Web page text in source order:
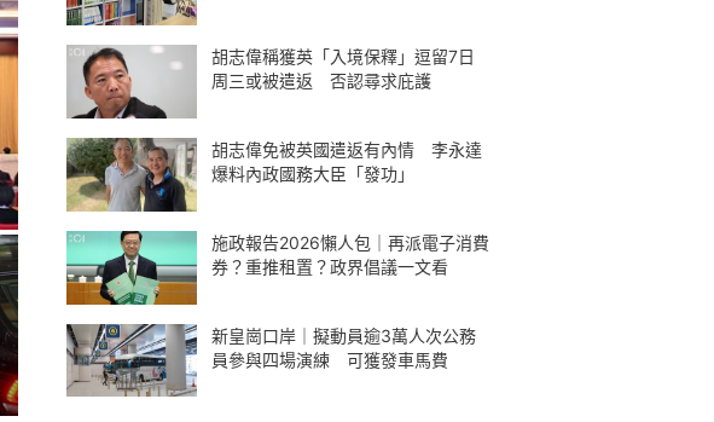
胡志偉稱獲英「入境保釋」逗留7日
周三或被遣返 否認尋求庇護
胡志偉免被英國遣返有內情 李永達
爆料內政國務大臣「發功」
施政報告2026懶人包｜再派電子消費
券？重推租置？政界倡議一文看
新皇崗口岸｜擬動員逾3萬人次公務
員參與四場演練 可獲發車馬費